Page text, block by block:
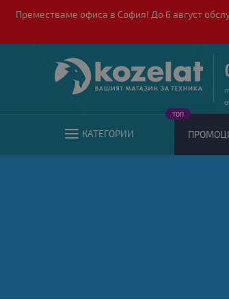
Преместваме офиса в София! До 6 август
КАТЕГОРИИ
ТОП